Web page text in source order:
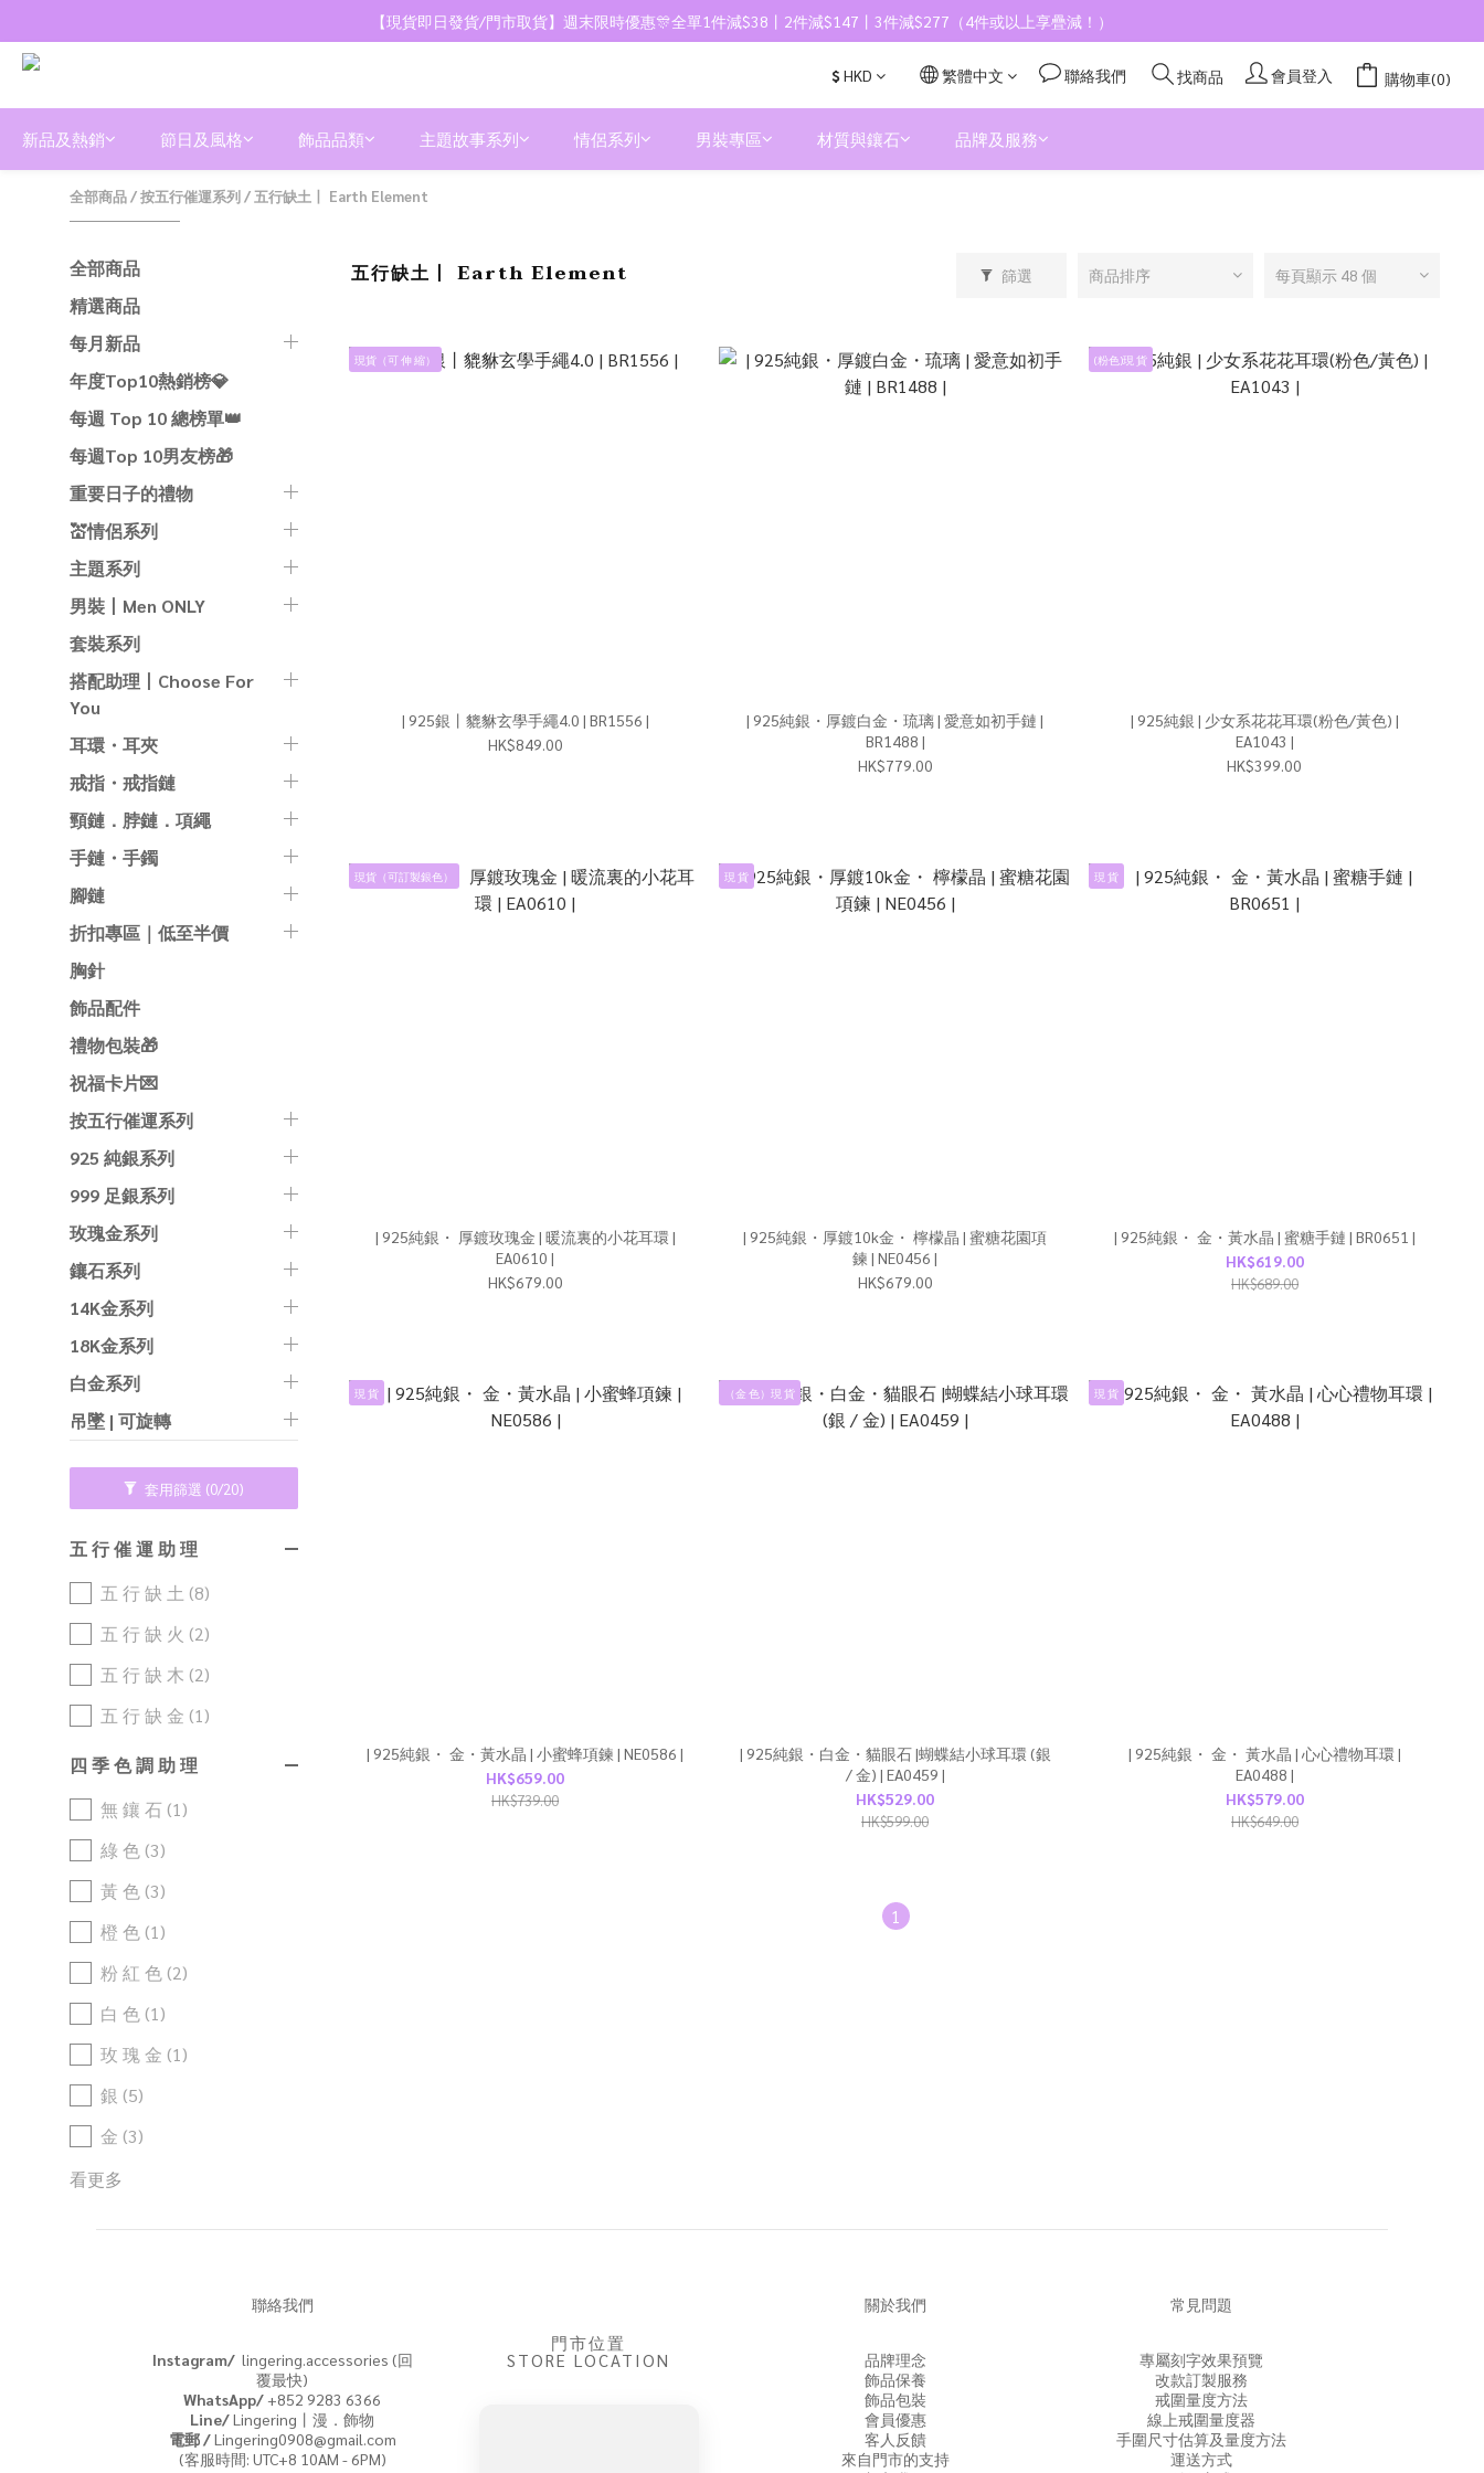
【現貨即日發貨/門市取貨】週末限時優惠🎊全單1件減$38丨2件減$147丨3件減$277（4件或以上享疊減！）
$HKD 繁體中文 聯絡我們 找商品 會員登入 購物車(0)
新品及熱銷 節日及風格 飾品品類 主題故事系列 情侶系列 男裝專區 材質與鑲石 品牌及服務
全部商品/按五行催運系列/ 五行缺土丨 Earth Element
全部商品
精選商品
每月新品
年度Top10熱銷榜💎
每週 Top 10 總榜單👑
每週Top 10男友榜🎁
重要日子的禮物
💒情侶系列
主題系列
男裝丨Men ONLY
套裝系列
搭配助理丨Choose For
You
耳環・耳夾
戒指・戒指鏈
頸鏈．脖鏈．項繩
手鏈・手鐲
腳鏈
折扣專區｜低至半價
胸針
飾品配件
禮物包裝🎁
祝福卡片💌
按五行催運系列
925 純銀系列
999 足銀系列
玫瑰金系列
鑲石系列
14K金系列
18K金系列
白金系列
吊墜 | 可旋轉
套用篩選 (0/20)
五 行 催 運 助 理
五 行 缺 土 (8)
五 行 缺 火 (2)
五 行 缺 木 (2)
五 行 缺 金 (1)
四 季 色 調 助 理
無 鑲 石 (1)
綠 色 (3)
黃 色 (3)
橙 色 (1)
粉 紅 色 (2)
白 色 (1)
玫 瑰 金 (1)
銀 (5)
金 (3)
看更多
五行缺土丨 Earth Element 篩選 商品排序 每頁顯示 48 個
現貨（可 伸 縮）
| 925銀丨貔貅玄學手繩4.0 | BR1556 |
HK$849.00
| 925純銀・厚鍍白金・琉璃 | 愛意如初手鏈 |
BR1488 |
HK$779.00
(粉色)現 貨
| 925純銀 | 少女系花花耳環(粉色/黃色) |
EA1043 |
HK$399.00
現貨（可訂製銀色）
| 925純銀・ 厚鍍玫瑰金 | 暖流裏的小花耳環 |
EA0610 |
HK$679.00
現 貨
| 925純銀・厚鍍10k金・ 檸檬晶 | 蜜糖花園項
鍊 | NE0456 |
HK$679.00
現 貨
| 925純銀・ 金・黃水晶 | 蜜糖手鏈 | BR0651 |
HK$619.00
HK$689.00
現 貨
| 925純銀・ 金・黃水晶 | 小蜜蜂項鍊 | NE0586 |
HK$659.00
HK$739.00
（金 色）現 貨
| 925純銀・白金・貓眼石 |蝴蝶結小球耳環 (銀
/ 金) | EA0459 |
HK$529.00
HK$599.00
現 貨
| 925純銀・ 金・ 黃水晶 | 心心禮物耳環 |
EA0488 |
HK$579.00
HK$649.00
1
聯絡我們
Instagram/ lingering.accessories (回
覆最快)
WhatsApp/ +852 9283 6366
Line/Lingering丨漫．飾物
電郵 /Lingering0908@gmail.com
(客服時間: UTC+8 10AM - 6PM)
門市位置
STORE LOCATION
關於我們
品牌理念
飾品保養
飾品包裝
會員優惠
客人反饋
來自門市的支持
常見問題
專屬刻字效果預覽
改款訂製服務
戒圍量度方法
線上戒圍量度器
手圍尺寸估算及量度方法
運送方式